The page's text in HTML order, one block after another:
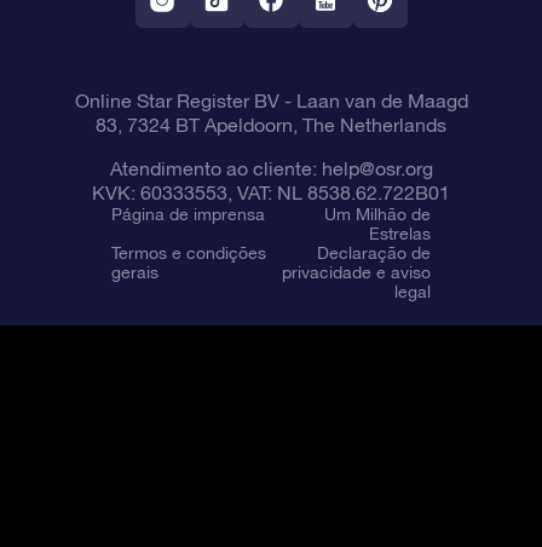
Online Star Register BV- Laan van de Maagd
83, 7324 BT Apeldoorn, The Netherlands
Atendimento ao cliente: help@osr.org
KVK: 60333553, VAT: NL 8538.62.722B01
Página de imprensa
Um Milhão de
Estrelas
Termos e condições
gerais
Declaração de
privacidade e aviso
legal